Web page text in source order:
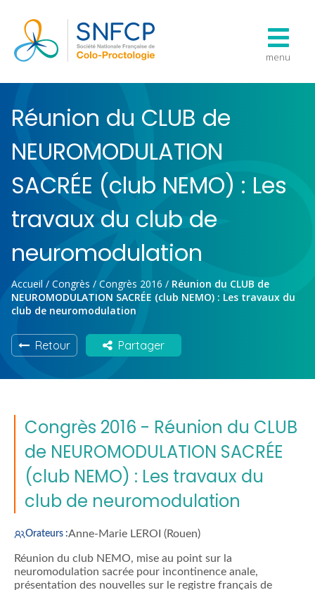
menu
Réunion du CLUB de
NEUROMODULATION
SACRÉE (club NEMO) : Les
travaux du club de
neuromodulation
Accueil / Congrès / Congrès 2016 / Réunion du CLUB de
NEUROMODULATION SACRÉE (club NEMO) : Les travaux du
club de neuromodulation
Retour Partager
Congrès 2016 - Réunion du CLUB
de NEUROMODULATION SACRÉE
(club NEMO) : Les travaux du
club de neuromodulation
Orateurs :Anne-Marie LEROI (Rouen)
Réunion du club NEMO, mise au point sur la
neuromodulation sacrée pour incontinence anale,
présentation des nouvelles sur le registre français de